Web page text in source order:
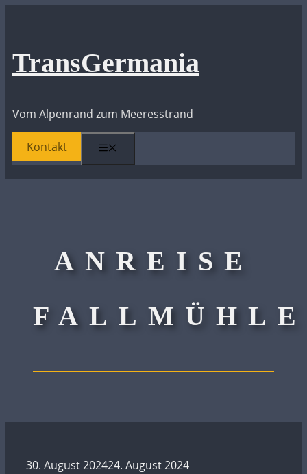
TransGermania
Vom Alpenrand zum Meeresstrand
Kontakt
ANREISE
FALLMÜHLE
30. August 202424. August 2024